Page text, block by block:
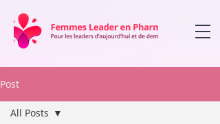
Post
All Posts